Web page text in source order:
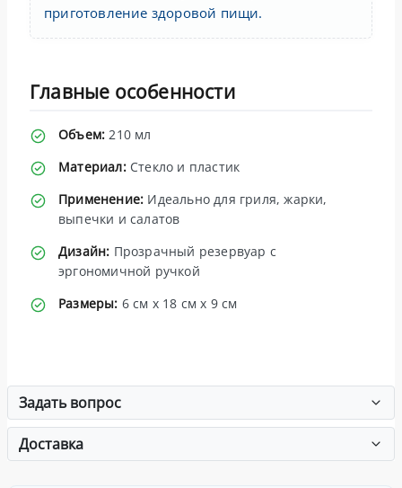
приготовление здоровой пищи.
Главные особенности
Объем: 210 мл
Материал:Стекло и пластик
Применение: Идеально для гриля, жарки,
выпечки и салатов
Дизайн: Прозрачный резервуар с
эргономичной ручкой
Размеры: 6 см x 18 см x 9 см
Задать вопрос
Доставка